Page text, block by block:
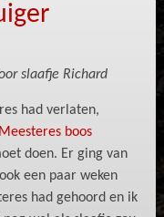
slaafje Richard
had verlaten,
boos
doen. Er ging van
een paar weken
had gehoord en ik